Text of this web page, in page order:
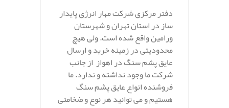
دفتر مرکزی شرکت مهار انرژی پایدار
ساز در استان تهران و شهرستان
ورامین واقع شده است. ولی هیچ
محدودیتی در زمینه خرید و ارسال
عایق پشم سنگ در اهواز از جانب
شرکت ما وجود نداشته و ندارد. ما
فروشنده انواع عایق پشم سنگ
هستیم و می توانید هر نوع و ضخامتی